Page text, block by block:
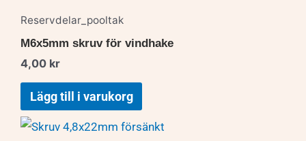
Reservdelar_pooltak
M6x5mm skruv för vindhake
4,00 kr
Lägg till i varukorg